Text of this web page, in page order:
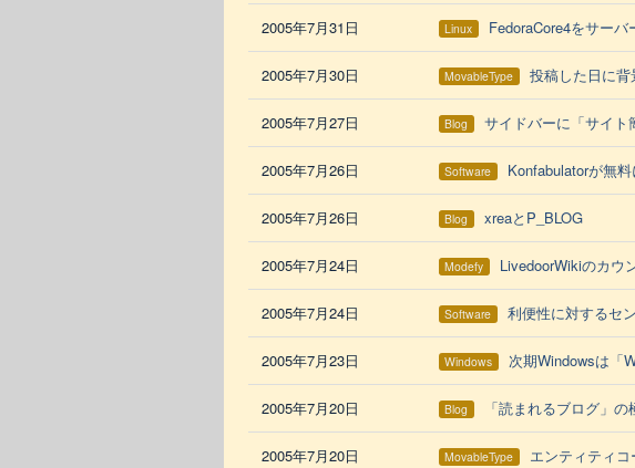
2005年7月31日 Linux FedoraCore4をサーバ
2005年7月30日 MovableType 投稿した日に背
2005年7月27日 Blog サイドバーに「サイト
2005年7月26日 Software Konfabulatorが無料
2005年7月26日 Blog xreaとP_BLOG
2005年7月24日 Modefy LivedoorWikiのカウ
2005年7月24日 Software 利便性に対するセ
2005年7月23日 Windows 次期Windowsは「
2005年7月20日 Blog 「読まれるブログ」の
2005年7月20日 MovableType エンティティ